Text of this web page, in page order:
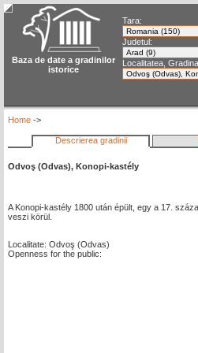
Baza de date a gradinilor
istorice
Tara:
Judetul:
Localitatea,
Home ->
Descrierea gradinii
Odvoş (Odvas), Konopi-kastély
A Konopi-kastély 1800 után épült, egy a 17.
veszi körül.
Localitate: Odvoş (Odvas)
Openness for the public: